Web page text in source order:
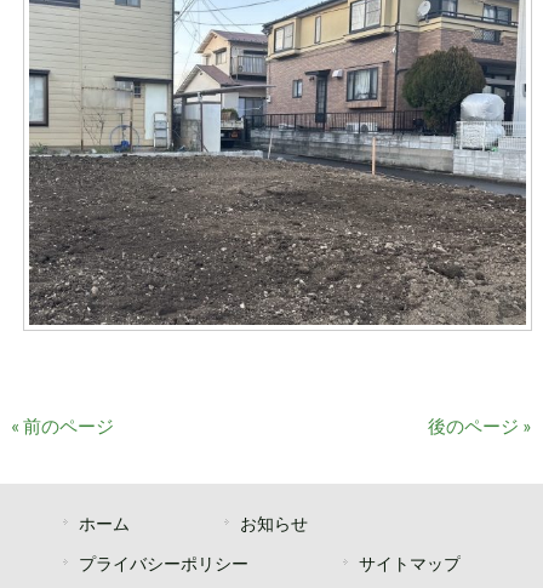
« 前のページ 後のページ »
ホーム
お知らせ
プライバシーポリシー
サイトマップ